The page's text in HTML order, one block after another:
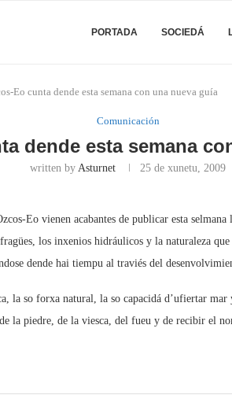
PORTADA SOCIEDÁ
Eo cunta dende esta semana con una nueva guía
Comunicación
dende esta semana
written byAsturnet 25 de xunetu, 2009
Eo vienen acabantes de publicar esta
los inxenios hidráulicos y la naturaleza
dende hai tiempu al traviés del
la so forxa natural, la so capacidá d’ufiertar
la piedre, de la viesca, del fueu y de recibir el